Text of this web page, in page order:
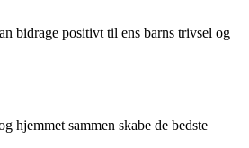
bidrage positivt til ens barns trivsel og
hjemmet sammen skabe de bedste